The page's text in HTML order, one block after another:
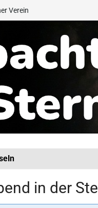
Verein
in der